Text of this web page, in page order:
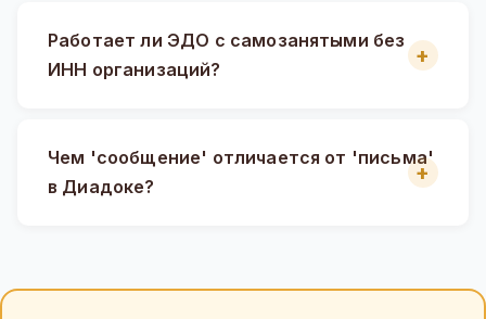
Работает ли ЭДО с самозанятыми без
ИНН организаций?
Чем 'сообщение' отличается от 'письма'
в Диадоке?